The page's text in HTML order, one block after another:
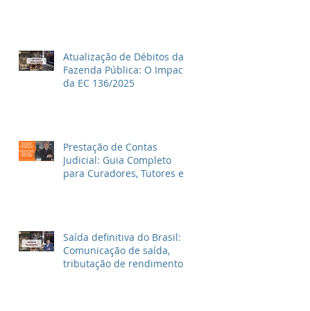
Atualização de Débitos da
Fazenda Pública: O Impacto
da EC 136/2025
Prestação de Contas
Judicial: Guia Completo
para Curadores, Tutores e
Saída definitiva do Brasil:
Comunicação de saída,
tributação de rendimentos